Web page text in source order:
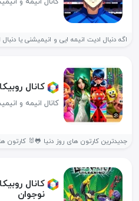
اگه دنبال ادیت انیمه ایی و انیمیشنی یا
کانال
کانال انیمه و
کانال
نوجوان